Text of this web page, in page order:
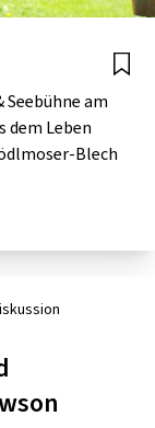
Seebühne am
dem Leben
Blech